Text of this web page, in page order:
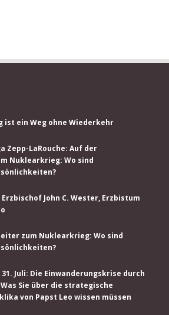
ist ein Weg ohne Wiederkehr
Zepp-LaRouche: Auf der
Nuklearkrieg: Wo sind
John C. Wester, Erzbistum
zum Nuklearkrieg: Wo sind
Juli: Die Einwanderungskrise durch
Sie über die strategische
von Papst Leo wissen müssen